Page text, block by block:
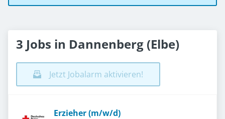
3 Jobs in Dannenberg (Elbe)
Jetzt Jobalarm aktivieren!
Erzieher (m/w/d)